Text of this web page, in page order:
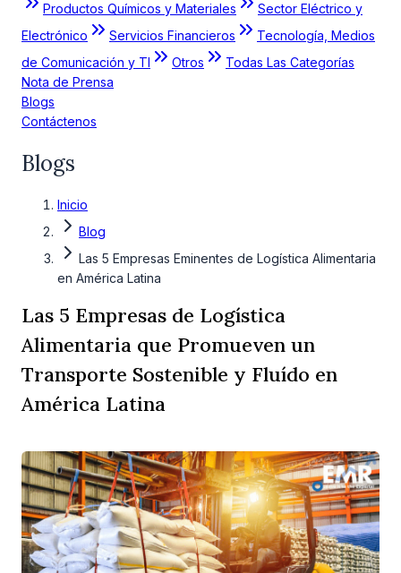
Productos Químicos y Materiales
Sector Eléctrico y
Electrónico
Servicios Financieros
Tecnología, Medios
de Comunicación y TI
Otros
Todas Las Categorías
Nota de Prensa
Blogs
Contáctenos
Blogs
Inicio
Blog
Las 5 Empresas Eminentes de Logística Alimentaria
en América Latina
Las 5 Empresas de Logística
Alimentaria que Promueven un
Transporte Sostenible y Fluído en
América Latina